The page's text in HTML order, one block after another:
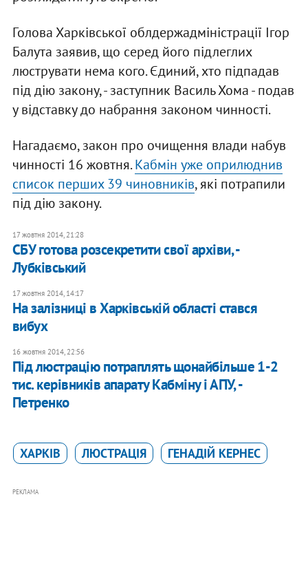
Голова Харківської облдержадміністрації Ігор
Балута заявив, що серед його підлеглих
люструвати нема кого. Єдиний, хто підпадав
під дію закону, - заступник Василь Хома - подав
у відставку до набрання законом чинності.
Нагадаємо, закон про очищення влади набув
чинності 16 жовтня.Кабмін уже оприлюднив
список перших 39 чиновників, які потрапили
під дію закону.
17 жовтня 2014, 21:28
СБУ готова розсекретити свої архіви, -
Лубківський
17 жовтня 2014, 14:17
На залізниці в Харківській області стався
вибух
16 жовтня 2014, 22:56
Під люстрацію потраплять щонайбільше 1-2
тис. керівників апарату Кабміну і АПУ, -
Петренко
ХАРКІВ ЛЮСТРАЦІЯ ГЕНАДІЙ КЕРНЕС
РЕКЛАМА